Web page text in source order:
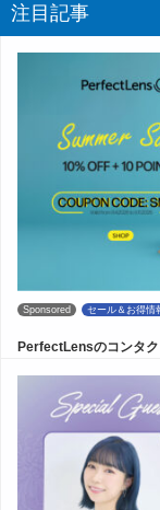
注目記事
Sponsored セール＆お得情
PerfectLensのコンタ